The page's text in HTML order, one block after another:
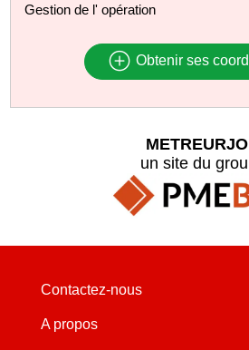
Gestion de l' opération
Obtenir ses
un site du
Contactez-nous
A propos